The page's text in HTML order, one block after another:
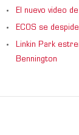
El nuevo video
ECOS se
Linkin Park
Bennington